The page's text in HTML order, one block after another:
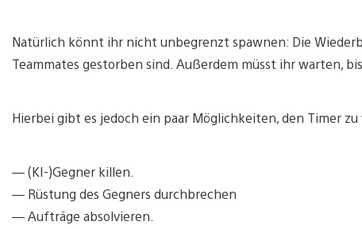
Natürlich könnt ihr nicht unbegrenzt spawnen: Die
Teammates gestorben sind. Außerdem müsst ihr warten,
Hierbei gibt es jedoch ein paar Möglichkeiten, den Timer zu
— (KI-)Gegner killen.
— Rüstung des Gegners durchbrechen
— Aufträge absolvieren.